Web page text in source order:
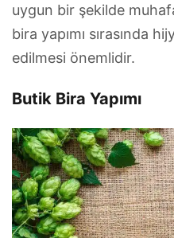
uygun bir şekilde
bira yapımı sırasında
edilmesi önemlidir.
Butik Bira Yapımı